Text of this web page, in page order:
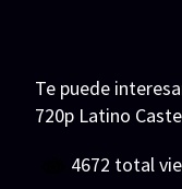
Te puede
720p Latino
4672 total